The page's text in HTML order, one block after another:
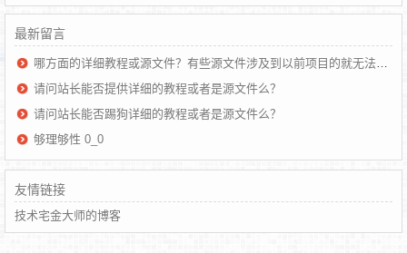
最新留言
哪方面的详细教程或源文件？有些源文件涉及到以前项目的就无法提供了
请问站长能否提供详细的教程或者是源文件么？
请问站长能否踢狗详细的教程或者是源文件么？
够理够性 0_0
友情链接
技术宅金大师的博客